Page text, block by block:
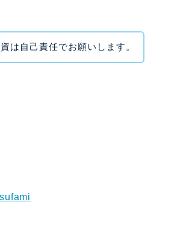
は自己責任でお願いします。